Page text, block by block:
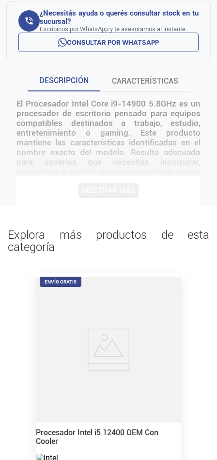
¿Necesitás ayuda o querés consultar stock en tu
sucursal?
Escribinos por WhatsApp y te asesoramos al instante.
CONSULTAR POR WHATSAPP
DESCRIPCIÓN CARACTERÍSTICAS
El Procesador Intel Core i9-14900 5.8GHz es un
procesador de escritorio pensado para equipos
compatibles destinados a trabajo, estudio,
entretenimiento o gaming. Este producto
mantiene las características identificadas en el
nombre exacto del modelo. Resulta adecuado
para usuarios que necesitan incorporar,
Explora más productos de esta
categoría
ENVÍO GRATIS
Procesador Intel i5 12400 OEM Con
Cooler